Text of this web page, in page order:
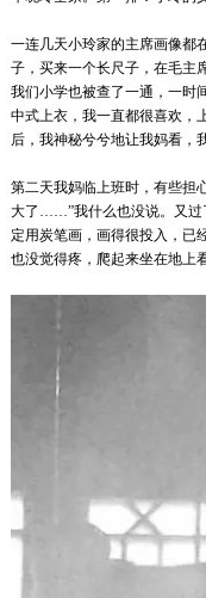
一连几天小玲家的主席画像都
子，买来一个长尺子，在毛主
我们小学也被查了一通，一时
中式上衣，我一直都很喜欢，
后，我神秘兮兮地让我妈看，
第二天我妈临上班时，有些担
大了……”我什么也没说。又过
定用炭笔画，画得很投入，已
也没觉得疼，爬起来坐在地